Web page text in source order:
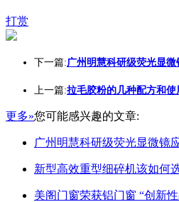
打赏
下一篇:广州明慧科研级荧光显
上一篇:拉毛胶粉的几种配方和使
更多»您可能感兴趣的文章:
广州明慧科研级荧光显微镜
新型高效重型细碎机该如何
美阁门窗荣获铝门窗 “创新